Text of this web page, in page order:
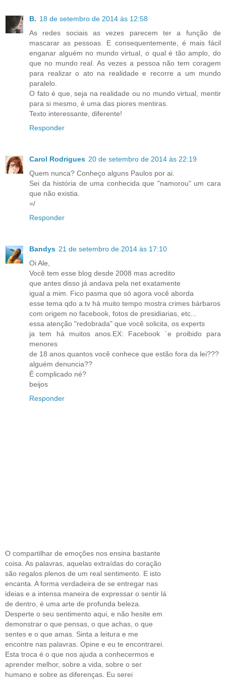
B. 18 de setembro de 2014 às 12:58
As redes sociais as vezes parecem ter a função de
mascarar as pessoas. E consequentemente, é mais fácil
enganar alguém no mundo virtual, o qual é tão amplo, do
que no mundo real. As vezes a pessoa não tem coragem
para realizar o ato na realidade e recorre a um mundo
paralelo.
O fato é que, seja na realidade ou no mundo virtual, mentir
para si mesmo, é uma das piores mentiras.
Texto interessante, diferente!
Responder
Carol Rodrigues 20 de setembro de 2014 às 22:19
Quem nunca? Conheço alguns Paulos por ai.
Sei da história de uma conhecida que "namorou" um cara
que não existia.
=/
Responder
Bandys 21 de setembro de 2014 às 17:10
Oi Ale,
Você tem esse blog desde 2008 mas acredito
que antes disso já andava pela net exatamente
igual a mim. Fico pasma que só agora você aborda
esse tema qdo a tv há muito tempo mostra crimes bárbaros
com origem no facebook, fotos de presidiarias, etc...
essa atenção "redobrada" que você solicita, os experts
ja tem há muitos anos.EX: Facebook ´e proibido para
menores
de 18 anos.quantos você conhece que estão fora da lei???
alguém denuncia??
É complicado né?
beijos
Responder
O compartilhar de emoções nos ensina bastante
coisa. As palavras, aquelas extraídas do coração
são regalos plenos de um real sentimento. E isto
encanta. A forma verdadeira de se entregar nas
ideias e a intensa maneira de expressar o sentir lá
de dentro, é uma arte de profunda beleza.
Desperte o seu sentimento aqui, e não hesite em
demonstrar o que pensas, o que achas, o que
sentes e o que amas. Sinta a leitura e me
encontre nas palavras. Opine e eu te encontrarei.
Esta troca é o que nos ajuda a conhecermos e
aprender melhor, sobre a vida, sobre o ser
humano e sobre as diferenças. Eu serei